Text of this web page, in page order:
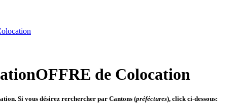
OFFRE de Colocation
Si vous désirez rerchercher par Cantons (préféctures), click ci-dessous: